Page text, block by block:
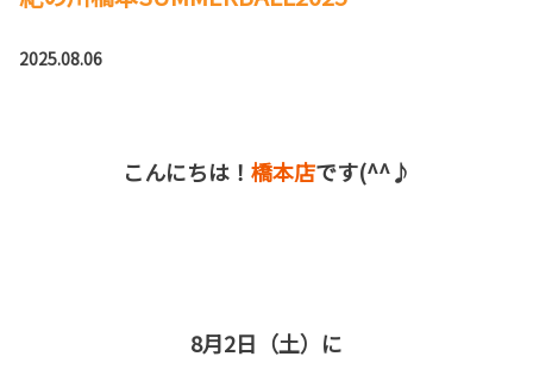
2025.08.06
こんにちは！ 橋本店です(^^♪
8月2日（土）に